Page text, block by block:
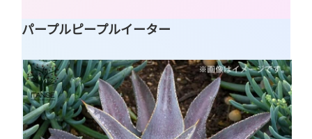
パープルピープルイーター